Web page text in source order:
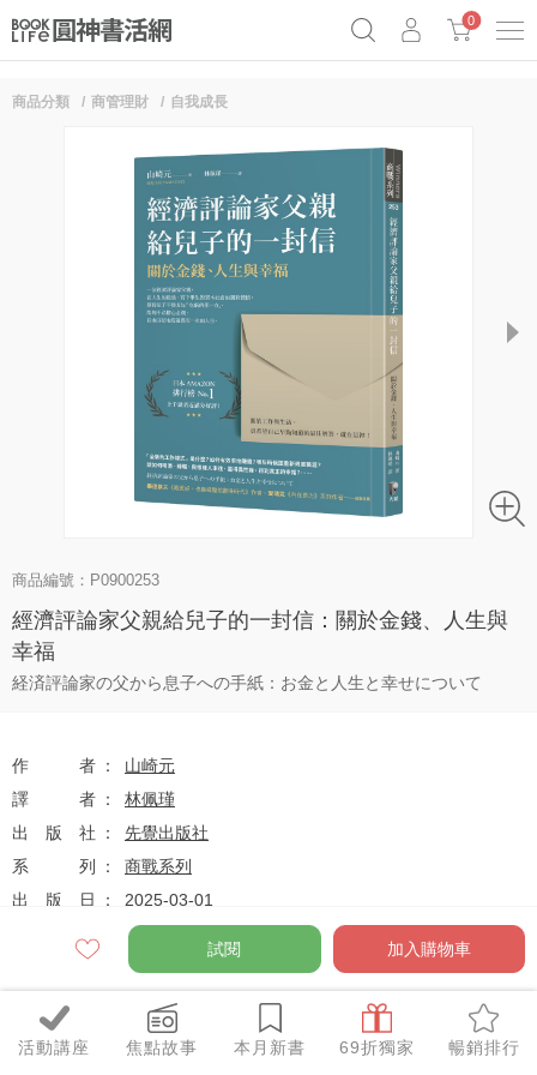
Netflix話題章魚小說！
0
活動講座 焦點故事 本月新書 69折獨家 暢銷排行
商品分類 商管理財 自我成長
next
商品編號：P0900253
經濟評論家父親給兒子的一封信：關於金錢、人生與
幸福
経済評論家の父から息子への手紙：お金と人生と幸せについて
作者
山崎元
譯者
林佩瑾
出版社
先覺出版社
系列
商戰系列
出版日
2025-03-01
定價 $350
優惠價 79折$277元
試閱 加入購物車